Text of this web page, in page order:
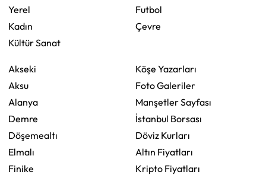
Yerel
Kadın
Kültür Sanat
Futbol
Çevre
Akseki
Aksu
Alanya
Demre
Döşemealtı
Elmalı
Finike
Köşe Yazarları
Foto Galeriler
Manşetler Sayfası
İstanbul Borsası
Döviz Kurları
Altın Fiyatları
Kripto Fiyatları